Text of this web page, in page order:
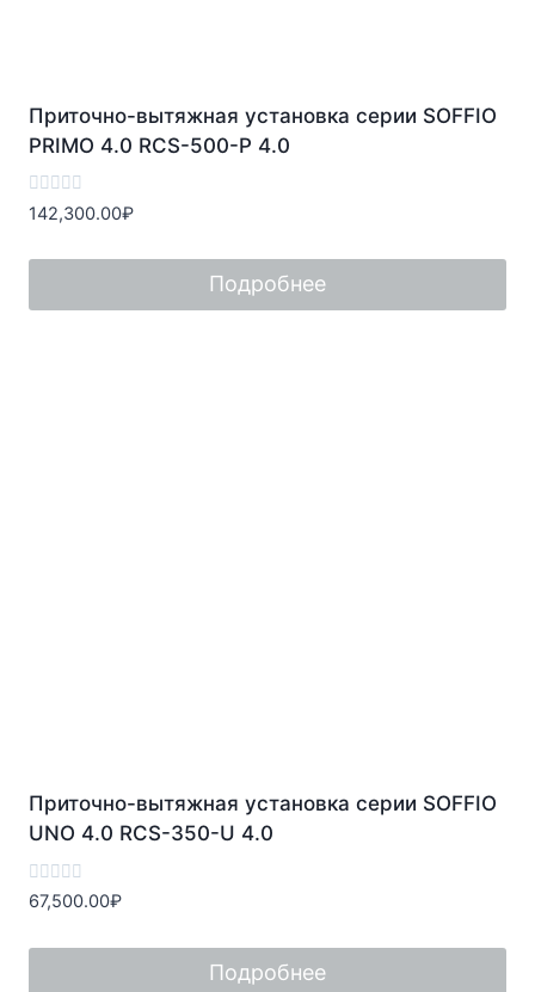
Приточно-вытяжная установка серии SOFFIO
PRIMO 4.0 RCS-500-P 4.0
Оценка
0
5
142,300.00₽
Подробнее
Приточно-вытяжная установка серии SOFFIO
UNO 4.0 RCS-350-U 4.0
Оценка
0
5
67,500.00₽
Подробнее